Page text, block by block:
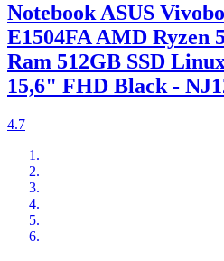
Notebook ASUS
E1504FA AMD Ryzen
Ram 512GB SSD
15,6" FHD Black -
4.7